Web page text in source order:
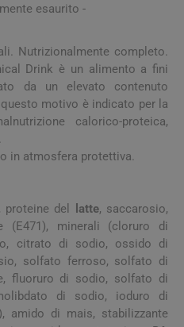
esaurito -
Nutrizionalmente completo.
Drink è un alimento a fini
da un elevato contenuto
motivo è indicato per la
calorico-proteica,
in atmosfera protettiva.
del
latte, saccarosio,
(E471), minerali (cloruro di
citrato di sodio, ossido di
solfato ferroso, solfato di
fluoruro di sodio, solfato di
di sodio, ioduro di
amido di mais, stabilizzante